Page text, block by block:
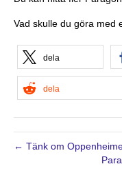
Vad skulle du göra med
dela
dela
← Tänk om